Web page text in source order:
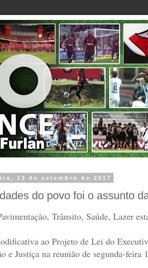
13 de setembro de 2017
do povo foi o assunto
Trânsito, Saúde, Lazer
ao Projeto de Lei do
e Justiça na reunião de segunda-feira